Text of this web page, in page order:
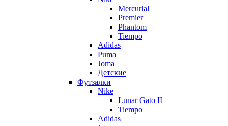
Mercurial
Premier
Phantom
Tiempo
Adidas
Puma
Joma
Детские
Футзалки
Nike
Lunar Gato II
Tiempo
Adidas